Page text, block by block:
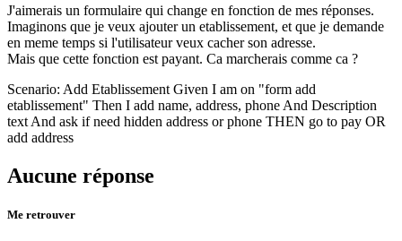
J'aimerais un formulaire qui change en fonction de mes réponses.
Imaginons que je veux ajouter un etablissement, et que je demande
en meme temps si l'utilisateur veux cacher son adresse.
Mais que cette fonction est payant. Ca marcherais comme ca ?
Scenario: Add Etablissement Given I am on "form add
etablissement" Then I add name, address, phone And Description
text And ask if need hidden address or phone THEN go to pay OR
add address
Aucune réponse
Me retrouver